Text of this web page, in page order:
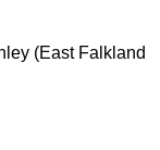
(East Falkland